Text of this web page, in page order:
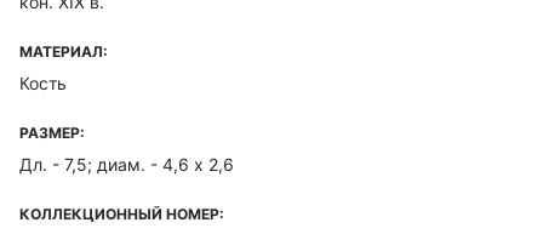
МАТЕРИАЛ:
Кость
РАЗМЕР:
Дл. - 7,5; диам. - 4,6 х 2,6
КОЛЛЕКЦИОННЫЙ НОМЕР: